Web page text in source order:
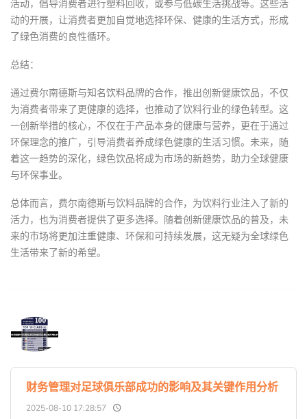
活动，倡导消费者进行塑料回收，或参与低碳生活挑战等。这些活
动的开展，让消费者更加自觉地选择环保、健康的生活方式，形成
了绿色消费的良性循环。
总结：
通过费尔南德斯与知名饮料品牌的合作，推出创新健康饮品，不仅
为消费者带来了更健康的选择，也推动了饮料行业的绿色转型。这
一创新举措的核心，不仅在于产品本身的健康与营养，更在于通过
环保理念的推广，引导消费者养成绿色健康的生活习惯。未来，随
着这一趋势的深化，绿色饮品将成为市场的新趋势，助力全球健康
与环保事业。
总体而言，费尔南德斯与饮料品牌的合作，为饮料行业注入了新的
活力，也为消费者提供了更多选择。随着创新健康饮品的普及，未
来的市场将更加注重健康、环保和可持续发展，这无疑为全球绿色
生活带来了新的希望。
财务管理对足球俱乐部成功的影响及其关键作用分析
2025-08-10 17:28:57